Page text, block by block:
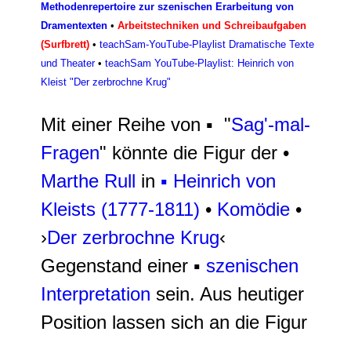
Methodenrepertoire zur szenischen Erarbeitung von
Dramentexten • Arbeitstechniken und Schreibaufgaben
(Surfbrett) • teachSam-YouTube-Playlist Dramatische Texte
und Theater• teachSam YouTube-Playlist: Heinrich von
Kleist "Der zerbrochne Krug"
Mit einer Reihe von ▪ "Sag'-mal-
Fragen" könnte die Figur der •
Marthe Rull in ▪ Heinrich von
Kleists (1777-1811) • Komödie •
›Der zerbrochne Krug‹
Gegenstand einer ▪ szenischen
Interpretation sein. Aus heutiger
Position lassen sich an die Figur